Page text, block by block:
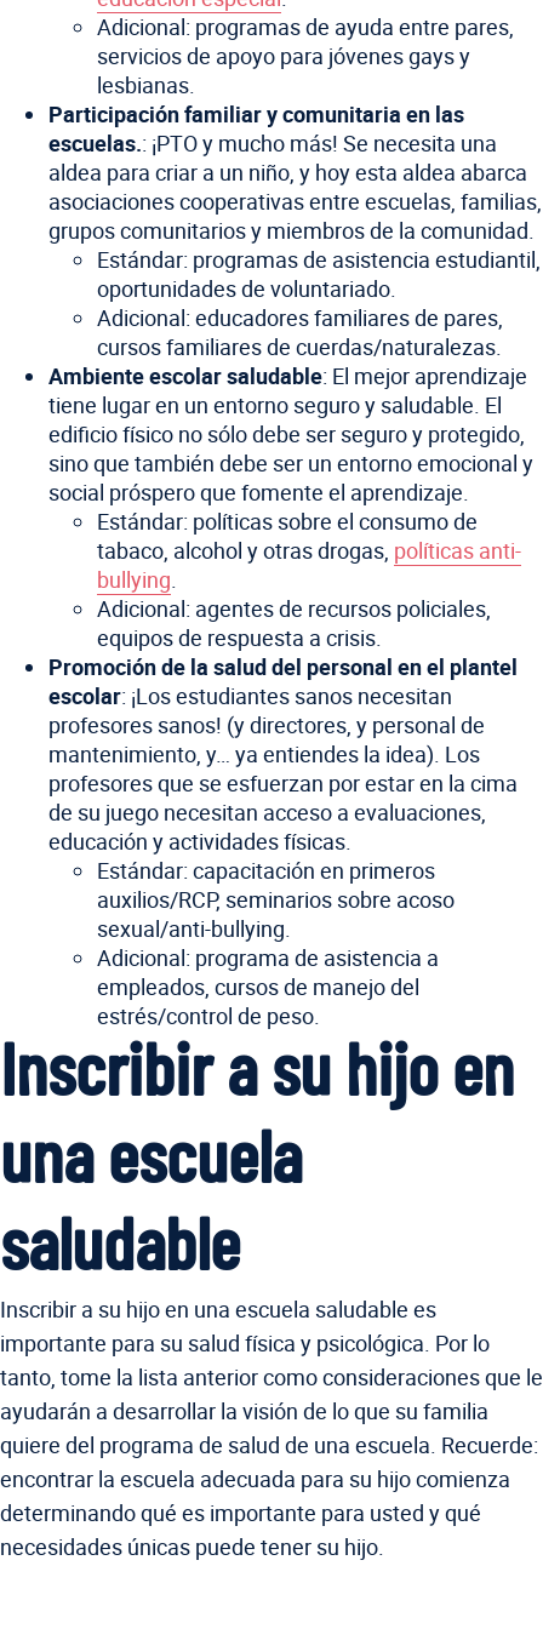
Adicional: programas de ayuda entre pares,
servicios de apoyo para jóvenes gays y
lesbianas.
Participación familiar y comunitaria en las
escuelas.: ¡PTO y mucho más! Se necesita una
aldea para criar a un niño, y hoy esta aldea abarca
asociaciones cooperativas entre escuelas, familias,
grupos comunitarios y miembros de la comunidad.
Estándar: programas de asistencia estudiantil,
oportunidades de voluntariado.
Adicional: educadores familiares de pares,
cursos familiares de cuerdas/naturalezas.
Ambiente escolar saludable: El mejor aprendizaje
tiene lugar en un entorno seguro y saludable. El
edificio físico no sólo debe ser seguro y protegido,
sino que también debe ser un entorno emocional y
social próspero que fomente el aprendizaje.
Estándar: políticas sobre el consumo de
tabaco, alcohol y otras drogas, políticas anti-
bullying.
Adicional: agentes de recursos policiales,
equipos de respuesta a crisis.
Promoción de la salud del personal en el plantel
escolar: ¡Los estudiantes sanos necesitan
profesores sanos! (y directores, y personal de
mantenimiento, y… ya entiendes la idea). Los
profesores que se esfuerzan por estar en la cima
de su juego necesitan acceso a evaluaciones,
educación y actividades físicas.
Estándar: capacitación en primeros
auxilios/RCP, seminarios sobre acoso
sexual/anti-bullying.
Adicional: programa de asistencia a
empleados, cursos de manejo del
estrés/control de peso.
Inscribir a su hijo en
una escuela
saludable
Inscribir a su hijo en una escuela saludable es
importante para su salud física y psicológica. Por lo
tanto, tome la lista anterior como consideraciones que le
ayudarán a desarrollar la visión de lo que su familia
quiere del programa de salud de una escuela. Recuerde:
encontrar la escuela adecuada para su hijo comienza
determinando qué es importante para usted y qué
necesidades únicas puede tener su hijo.